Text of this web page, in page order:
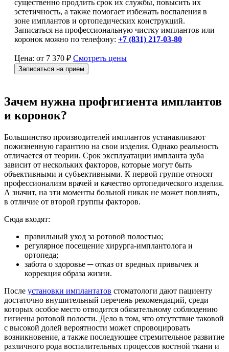
существенно продлить срок их службы, повысить их
эстетичность, а также помогает избежать воспаления в
зоне имплантов и ортопедических конструкций.
Записаться на профессиональную чистку имплантов или
коронок можно по телефону: +7 (831) 217-03-80
Цена: от 7 370 ₽ Смотреть цены
Записаться на прием
Зачем нужна профгигиента имплантов
и коронок?
Большинство производителей имплантов устанавливают
пожизненную гарантию на свои изделия. Однако реальность
отличается от теории. Срок эксплуатации импланта зуба
зависит от нескольких факторов, которые могут быть
объективными и субъективными. К первой группе относят
профессионализм врачей и качество ортопедического изделия.
А значит, на эти моменты больной никак не может повлиять,
в отличие от второй группы факторов.
Сюда входят:
правильный уход за ротовой полостью;
регулярное посещение хирурга-имплантолога и
ортопеда;
забота о здоровье ─ отказ от вредных привычек и
коррекция образа жизни.
После установки имплантатов стоматологи дают пациенту
достаточно внушительный перечень рекомендаций, среди
которых особое место отводится обязательному соблюдению
гигиены ротовой полости. Дело в том, что отсутствие таковой
с высокой долей вероятности может спровоцировать
возникновение, а также последующее стремительное развитие
различного рода воспалительных процессов костной ткани и